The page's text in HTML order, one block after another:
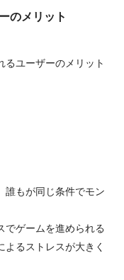
のメリット
るユーザーのメリット
誰もが同じ条件でモン
でゲームを進められる
るストレスが大きく